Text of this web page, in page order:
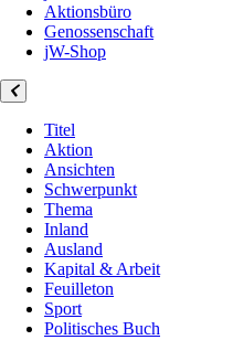
Aktionsbüro
Genossenschaft
jW-Shop
Titel
Aktion
Ansichten
Schwerpunkt
Thema
Inland
Ausland
Kapital & Arbeit
Feuilleton
Sport
Politisches Buch